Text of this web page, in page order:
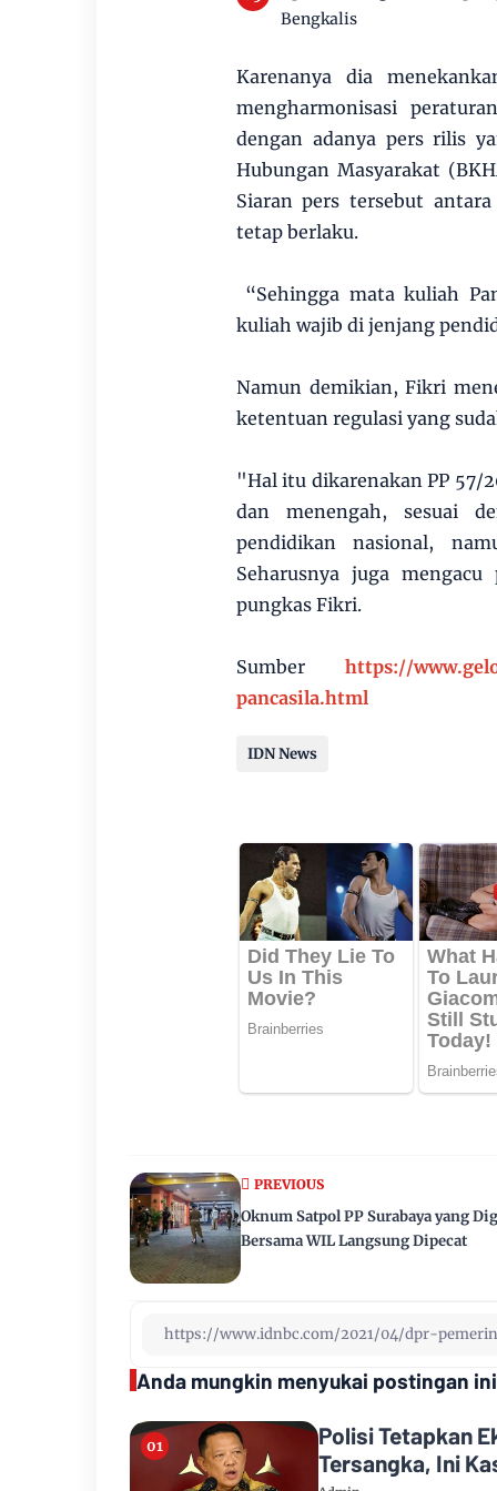
Bengkalis
Karenanya dia
mengharmonisasi
dengan adanya pers rilis
Hubungan Masyarakat
Siaran pers tersebut
tetap berlaku.
“Sehingga mata kuliah
kuliah wajib di jenjang
Namun demikian, Fikri
ketentuan regulasi yang
"Hal itu dikarenakan PP 57/
dan menengah, sesuai
pendidikan nasional,
Seharusnya juga
pungkas Fikri.
Sumber https://
pancasila.html
IDN News
PREVIOUS
Oknum Satpol PP Surabaya yang
Bersama WIL Langsung Dipecat
Anda mungkin menyukai postingan ini
Polisi Tetapkan
Tersangka, Ini